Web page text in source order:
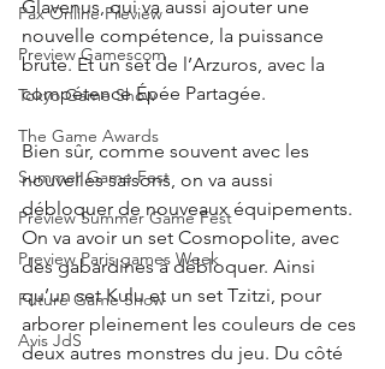
Pax Online Preview
Preview Gamescom
Tokyo Game Show
The Game Awards
Summer Game Fest
Preview Summer Game Fest
Preview Paris games Week
Future Game Show
Avis JdS
Glavenus, qui va aussi ajouter une
nouvelle compétence, la puissance
brute. Et un set de l’Arzuros, avec la
compétence Épée Partagée.
Bien sûr, comme souvent avec les
nouvelles saisons, on va aussi
débloquer de nouveaux équipements.
On va avoir un set Cosmopolite, avec
des gabardines à débloquer. Ainsi
qu’un set Kulu et un set Tzitzi, pour
arborer pleinement les couleurs de ces
deux autres monstres du jeu. Du côté